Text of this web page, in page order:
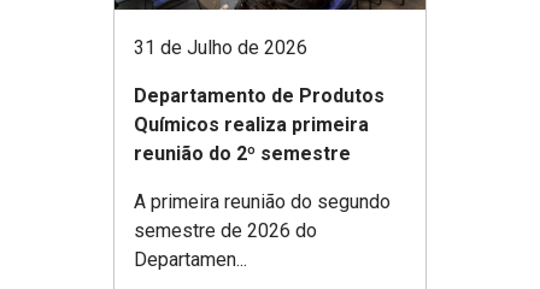
31 de Julho de 2026
Departamento de Produtos
Químicos realiza primeira
reunião do 2º semestre
A primeira reunião do segundo
semestre de 2026 do
Departamen...